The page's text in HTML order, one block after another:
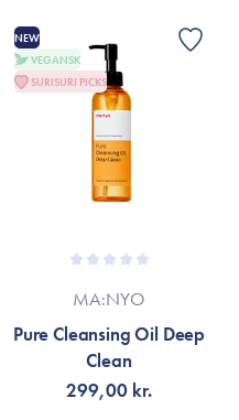
NEW
VEGANSK
SURISURI PICKS
MA:NYO
Pure Cleansing Oil Deep
Clean
299,00 kr.